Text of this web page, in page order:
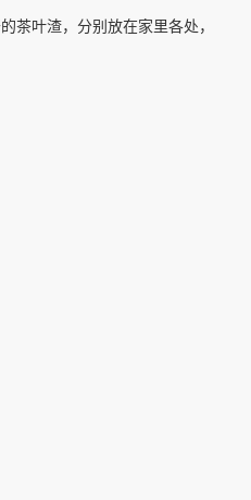
茶叶渣，分别放在家里各处，